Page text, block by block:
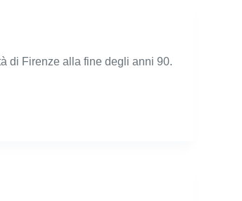
di Firenze alla fine degli anni 90.